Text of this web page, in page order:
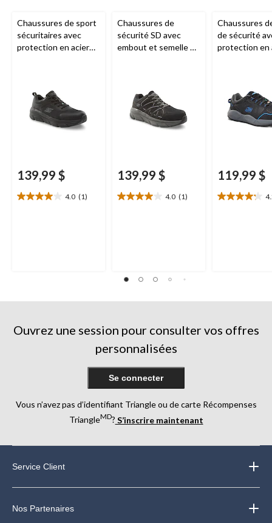
Chaussures de sport
sécuritaires avec
protection en acier
139,99 $
4.0 (1)
4.0
Chaussures de
sécurité SD avec
embout et semelle en
139,99 $
4.0 (1)
4.0
Chaussures
de sécurité
protection en
119,99 $
4.2
Ouvrez une session pour consulter vos offres
personnalisées
Se connecter
Vous n’avez pas d’identifiant Triangle ou de carte Récompenses
TriangleMD? S’inscrire maintenant
Service Client
Nos Partenaires